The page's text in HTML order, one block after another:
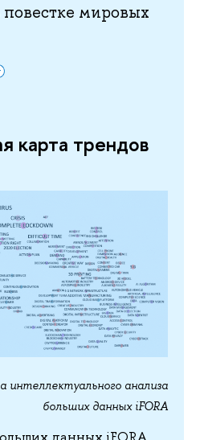
мировых
карта трендов
интеллектуального анализа
больших данных iFORA